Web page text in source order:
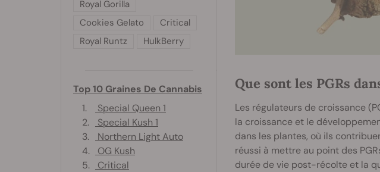
Que sont les PGRs
Les régulateurs de croissance
la croissance et le
dans les plantes, où ils
réussi à mettre au point des
durée de vie post-récolte et la
Royal Gorilla
Cookies Gelato
Critical
Royal Runtz
HulkBerry
Top 10 Graines De Cannabis
1.
Special Queen 1
2.
Special Kush 1
3.
Northern Light Auto
4.
OG Kush
5.
Critical